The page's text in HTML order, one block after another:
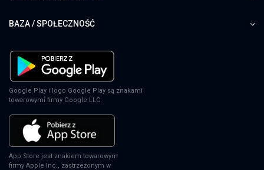
BAZA / SPOŁECZNOŚĆ
Google Play i logo Google Play są znakami
towarowymi firmy Google LLC.
App Store jest znakiem towarowym
firmy Apple Inc., zastrzeżonym w